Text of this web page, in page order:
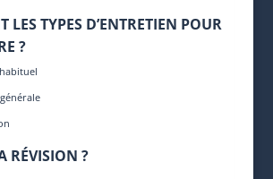
LES TYPES D’ENTRETIEN POUR
?
RÉVISION ?